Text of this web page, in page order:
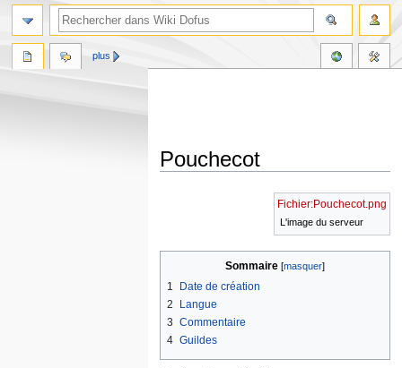
Pouchecot
Fichier:Pouchecot.png
L'image du serveur
Sommaire
1
Date de création
2
Langue
3 Commentaire
4 Guildes
plus